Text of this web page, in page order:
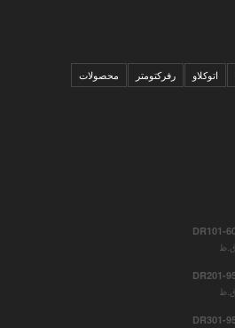
اتوکلاو رفرکتومتر
محصولات